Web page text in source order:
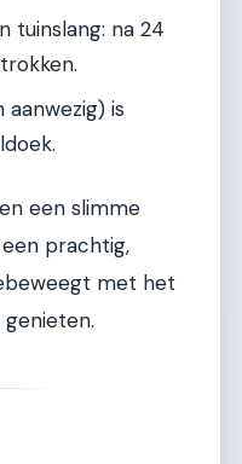
tuinslang: na 24
is
een slimme
prachtig,
met het
genieten.